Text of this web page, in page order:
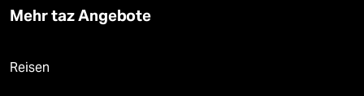
Mehr taz Angebote
Reisen